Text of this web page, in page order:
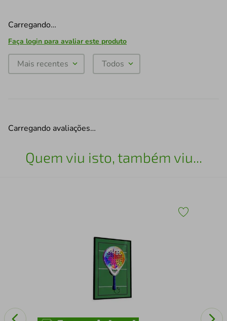
Carregando…
Faça login para avaliar este produto
Mais recentes Todos
Carregando avaliações…
Quem viu isto, também viu...